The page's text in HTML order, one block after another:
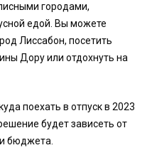
городами,
едой. Вы можете
Лиссабон, посетить
Дору или отдохнуть на
поехать в отпуск в 2023
будет зависеть от
бюджета.